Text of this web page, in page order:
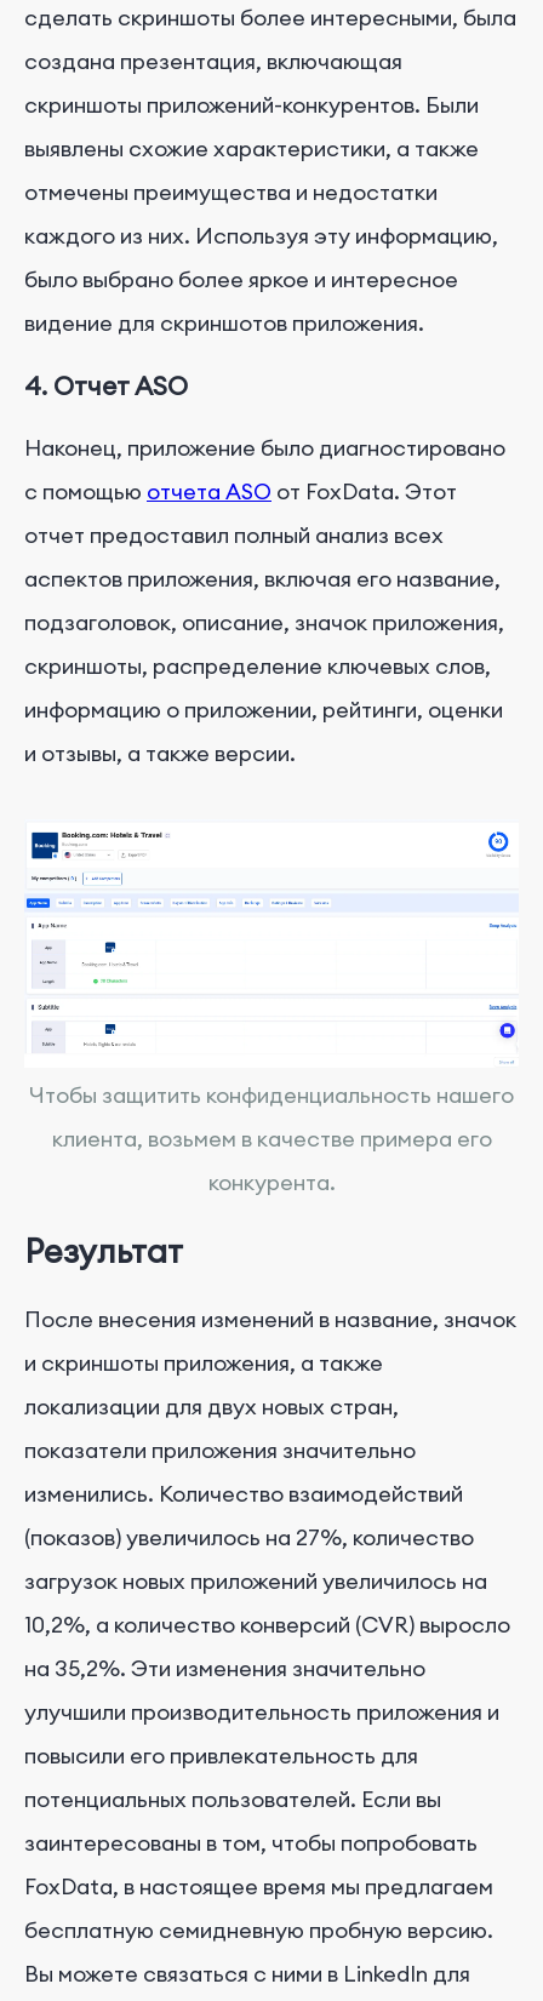
сделать скриншоты более интересными, была
создана презентация, включающая
скриншоты приложений-конкурентов. Были
выявлены схожие характеристики, а также
отмечены преимущества и недостатки
каждого из них. Используя эту информацию,
было выбрано более яркое и интересное
видение для скриншотов приложения.
4. Отчет ASO
Наконец, приложение было диагностировано
с помощью отчета ASO от FoxData. Этот
отчет предоставил полный анализ всех
аспектов приложения, включая его название,
подзаголовок, описание, значок приложения,
скриншоты, распределение ключевых слов,
информацию о приложении, рейтинги, оценки
и отзывы, а также версии.
Чтобы защитить конфиденциальность нашего
клиента, возьмем в качестве примера его
конкурента.
Результат
После внесения изменений в название, значок
и скриншоты приложения, а также
локализации для двух новых стран,
показатели приложения значительно
изменились. Количество взаимодействий
(показов) увеличилось на 27%, количество
загрузок новых приложений увеличилось на
10,2%, а количество конверсий (CVR) выросло
на 35,2%. Эти изменения значительно
улучшили производительность приложения и
повысили его привлекательность для
потенциальных пользователей. Если вы
заинтересованы в том, чтобы попробовать
FoxData, в настоящее время мы предлагаем
бесплатную семидневную пробную версию.
Вы можете связаться с ними в LinkedIn для